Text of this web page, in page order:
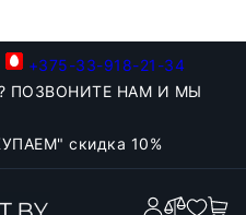
+375-33-918-21-34
ПОЗВОНИТЕ НАМ И МЫ
скидка 10%